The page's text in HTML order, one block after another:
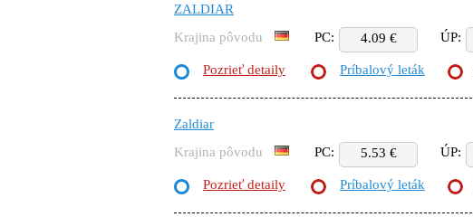
ZALDIAR
Krajina pôvodu
PC: 4.09 € ÚP:
Pozrieť detaily Príbalový leták
Zaldiar
Krajina pôvodu
PC: 5.53 € ÚP:
Pozrieť detaily Príbalový leták